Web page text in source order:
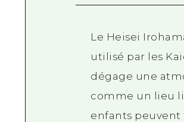
Le Heisei
utilisé par les
dégage une
comme un lieu
enfants peuvent